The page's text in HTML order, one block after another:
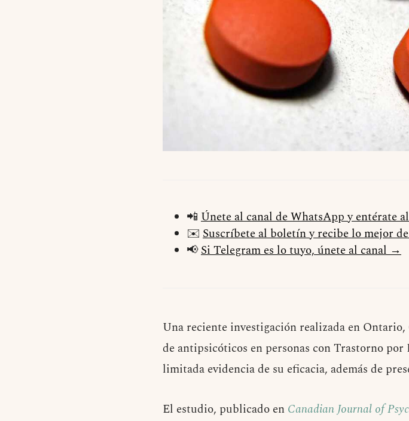
📲 Únete al canal de WhatsApp y entérate
✉️ Suscríbete al boletín y recibe lo mejor
📢Si Telegram es lo tuyo, únete al canal →
Una reciente investigación realizada en
de antipsicóticos en personas con Trastorno
limitada evidencia de su eficacia, además de
El estudio, publicado en Canadian Journal of